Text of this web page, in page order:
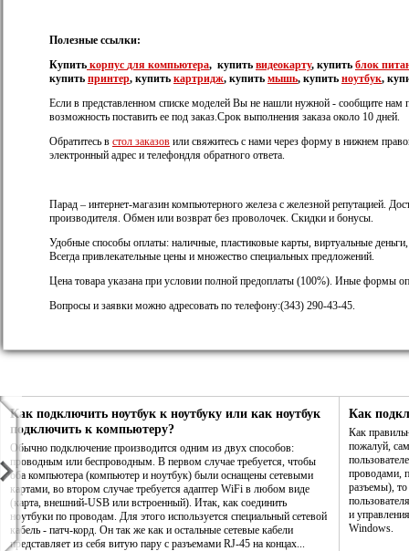
Полезные ссылки:
Купить корпус для компьютера, купить видеокарту, купить блок
купить принтер, купить картридж, купить мышь, купить ноутбук,
Если в представленном списке моделей Вы не нашли нужной - сообщите
возможность поставить ее под заказ.Срок выполнения заказа около 10 дней.
Обратитесь в стол заказов или свяжитесь с нами через форму в нижнем
электронный адрес и телефондля обратного ответа.
Парад – интернет-магазин компьютерного железа с железной репутацией.
производителя. Обмен или возврат без проволочек. Скидки и бонусы.
Удобные способы оплаты: наличные, пластиковые карты, виртуальные
Всегда привлекательные цены и множество специальных предложений.
Цена товара указана при условии полной предоплаты (100%). Иные формы
Вопросы и заявки можно адресовать по телефону:(343) 290-43-45.
Как подключить ноутбук к ноутбуку или как ноутбук
подключить к компьютеру?
Обычно подключение производится одним из двух способов:
проводным или беспроводным. В первом случае требуется, чтобы
оба компьютера (компьютер и ноутбук) были оснащены сетевыми
картами, во втором случае требуется адаптер WiFi в любом виде
(карта, внешний-USB или встроенный). Итак, как соединить
ноутбуки по проводам. Для этого используется специальный сетевой
кабель - патч-корд. Он так же как и остальные сетевые кабели
представляет из себя витую пару с разъемами RJ-45 на концах...
Как
Как
пожалуй,
проводами,
разъемы), то
и
Windows.